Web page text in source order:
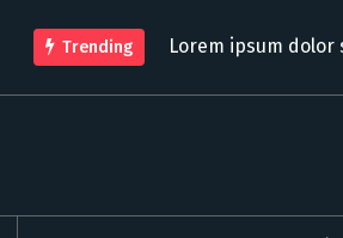
Trending Lorem ipsum dolor